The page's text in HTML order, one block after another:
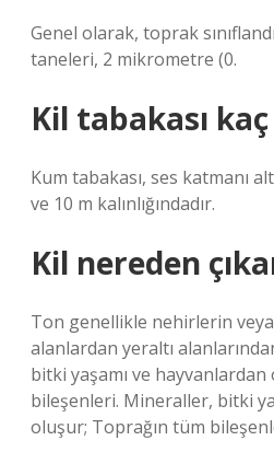
Genel olarak, toprak
taneleri, 2 mikrometre (0.
Kil tabakası
Kum tabakası, ses katmanı
ve 10 m kalınlığındadır.
Kil nereden
Ton genellikle nehirlerin
alanlardan yeraltı
bitki yaşamı ve
bileşenleri. Mineraller, bitki
oluşur; Toprağın tüm